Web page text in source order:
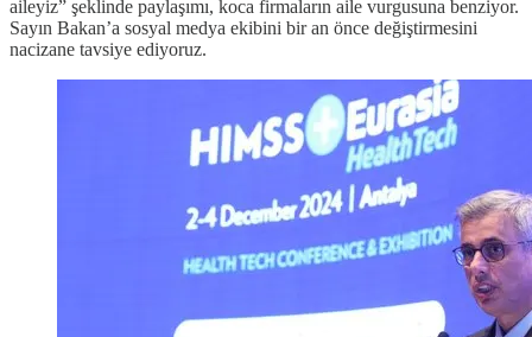
aileyiz” şeklinde paylaşımı, koca firmaların aile vurgusuna benziyor.
Sayın Bakan’a sosyal medya ekibini bir an önce değiştirmesini
nacizane tavsiye ediyoruz.